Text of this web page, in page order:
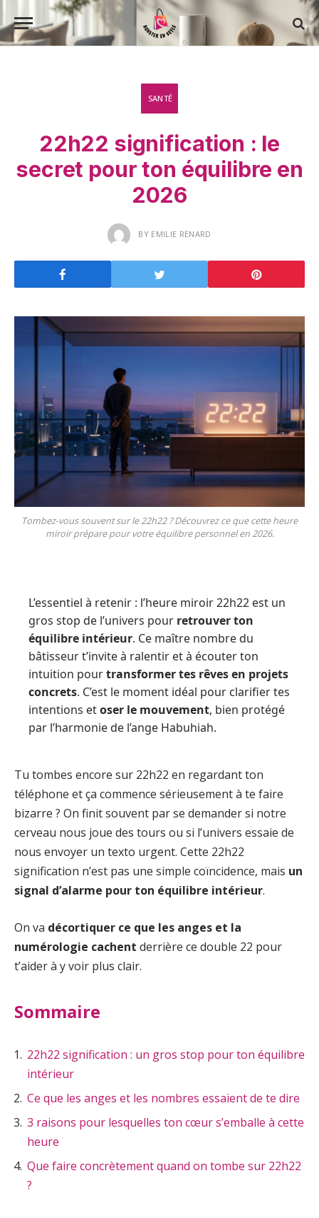
SANTÉ
22h22 signification : le
secret pour ton équilibre en
2026
BY EMILIE RENARD
Tombez-vous souvent sur le 22h22 ? Découvrez ce que cette heure
miroir prépare pour votre équilibre personnel en 2026.
L’essentiel à retenir : l’heure miroir 22h22 est un
gros stop de l’univers pour retrouver ton
équilibre intérieur. Ce maître nombre du
bâtisseur t’invite à ralentir et à écouter ton
intuition pourtransformer tes rêves en projets
concrets. C’est le moment idéal pour clarifier tes
intentions etoser le mouvement, bien protégé
par l’harmonie de l’ange Habuhiah.
Tu tombes encore sur 22h22 en regardant ton
téléphone et ça commence sérieusement à te faire
bizarre ? On finit souvent par se demander si notre
cerveau nous joue des tours ou si l’univers essaie de
nous envoyer un texto urgent. Cette 22h22
signification n’est pas une simple coïncidence, mais un
signal d’alarme pour ton équilibre intérieur.
On va décortiquer ce que les anges et la
numérologie cachent derrière ce double 22 pour
t’aider à y voir plus clair.
Sommaire
22h22 signification : un gros stop pour ton équilibre
intérieur
Ce que les anges et les nombres essaient de te dire
3 raisons pour lesquelles ton cœur s’emballe à cette
heure
Que faire concrètement quand on tombe sur 22h22
?